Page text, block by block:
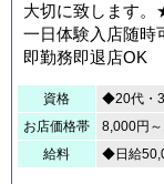
大切に致します
一日体験入店随
即勤務即退店OK
資格
お店価格帯
8,000円
給料